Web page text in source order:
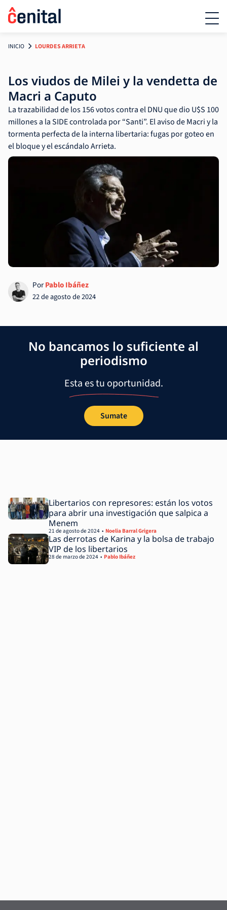
INICIO LOURDES ARRIETA
Los viudos de Milei y la vendetta de
Macri a Caputo
La trazabilidad de los 156 votos contra el DNU que dio U$S 100
millones a la SIDE controlada por “Santi”. El aviso de Macri y la
tormenta perfecta de la interna libertaria: fugas por goteo en
el bloque y el escándalo Arrieta.
PorPablo Ibáñez
22 de agosto de 2024
No bancamos lo suficiente al
periodismo
Esta es tu oportunidad.
Sumate
Libertarios con represores: están los votos
para abrir una investigación que salpica a
Menem
Noelia Barral Grigera
21 de agosto de 2024
Las derrotas de Karina y la bolsa de trabajo
VIP de los libertarios
Pablo Ibáñez
28 de marzo de 2024